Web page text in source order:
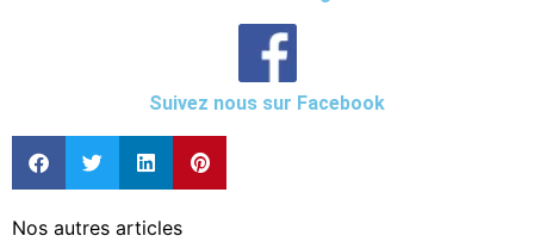
Suivez nous sur Facebook
Nos autres articles